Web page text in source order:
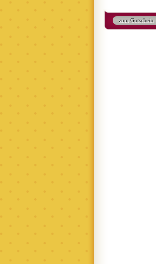
zum Gutschein